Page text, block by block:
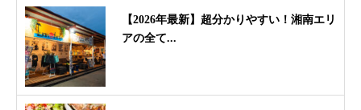
【2026年最新】超分かりやすい！湘南エリ
アの全て...